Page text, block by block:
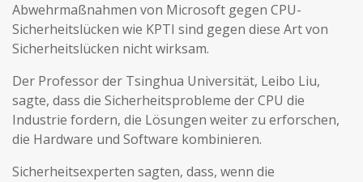
Abwehrmaßnahmen von Microsoft gegen CPU-
Sicherheitslücken wie KPTI sind gegen diese Art von
Sicherheitslücken nicht wirksam.
Der Professor der Tsinghua Universität, Leibo Liu,
sagte, dass die Sicherheitsprobleme der CPU die
Industrie fordern, die Lösungen weiter zu erforschen,
die Hardware und Software kombinieren.
Sicherheitsexperten sagten, dass, wenn die